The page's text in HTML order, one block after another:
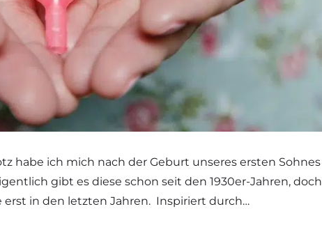
habe ich mich nach der Geburt unseres ersten Sohnes
gibt es diese schon seit den 1930er-Jahren, doch
in den letzten Jahren. Inspiriert durch…